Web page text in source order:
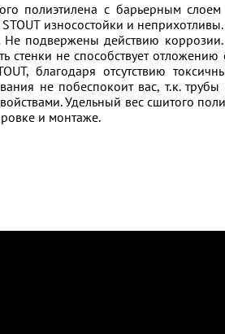
полиэтилена с барьерным
износостойки и
Не подвержены действию
стенки не способствует
благодаря отсутствию
не побеспокоит вас, т.к.
Удельный вес сшитого
и монтаже.